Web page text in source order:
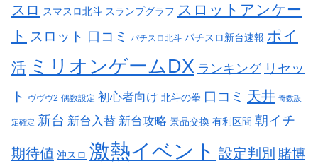
スロ スマスロ北斗 スランプグラフ スロットアンケー
ト スロット 口コミ パチスロ北斗 パチスロ新台速報 ポイ
活 ミリオンゲームDX ランキング リセッ
ト
ヴヴヴ2 偶数設定 初心者向け 北斗の拳 口コミ 天井 奇数設
定確定 新台 新台入替 新台攻略 景品交換 有利区間 朝イチ
期待値 沖スロ 激熱イベント 設定判別 賭博